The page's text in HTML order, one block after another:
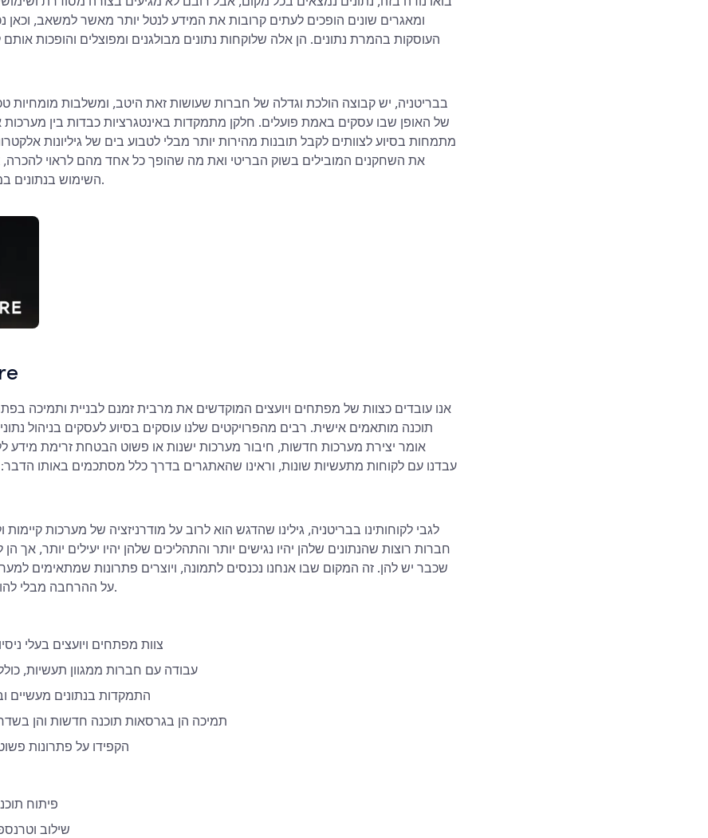
ומאגרים שונים הופכים לעתים קרובות את המידע לנטל יותר מאשר למשאב, וכאן
העוסקות בהמרת נתונים. הן אלה שלוקחות נתונים מבולגנים ומפוצלים והופכות
בבריטניה, יש קבוצה הולכת וגדלה של חברות שעושות זאת היטב, ומשלבות מומחיות
של האופן שבו עסקים באמת פועלים. חלקן מתמקדות באינטגרציות כבדות בין מערכות
מתמחות בסיוע לצוותים לקבל תובנות מהירות יותר מבלי לטבוע בים של גיליונות
את השחקנים המובילים בשוק הבריטי ואת מה שהופך כל אחד מהם לראוי להכרה,
השימוש בנתונים במקום רק לאחסן אותם.
תוכנה מותאמים אישית. רבים מהפרויקטים שלנו עוסקים בסיוע לעסקים בניהול
אומר יצירת מערכות חדשות, חיבור מערכות ישנות או פשוט הבטחת זרימת מידע
עבדנו עם לקוחות מתעשיות שונות, וראינו שהאתגרים בדרך כלל מסתכמים באותו הדבר:
לגבי לקוחותינו בבריטניה, גילינו שהדגש הוא לרוב על מודרניזציה של מערכות
חברות רוצות שהנתונים שלהן יהיו נגישים יותר והתהליכים שלהן יהיו יעילים יותר, אך
שכבר יש להן. זה המקום שבו אנחנו נכנסים לתמונה, ויוצרים פתרונות שמתאימים
על ההרחבה מבלי להוסיף מורכבות מיותרת.
צוות מפתחים ויועצים בעלי
עבודה עם חברות ממגוון תעשיות,
התמקדות בנתונים מעשיים
תמיכה הן בגרסאות תוכנה חדשות והן
הקפידו על פתרונות
פיתוח
שילוב